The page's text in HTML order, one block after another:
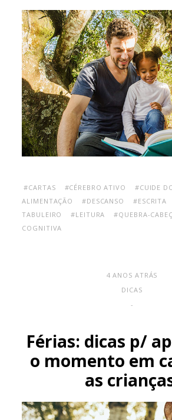
#CARTAS #CÉREBRO ATIVO
#CUIDE
ALIMENTAÇÃO
#DESCANSO #ESCRITA
TABULEIRO
#LEITURA #QUEBRA-
COGNITIVA
4 ANOS ATRÁS
DICAS
-
Férias: dicas p/
o momento em
as